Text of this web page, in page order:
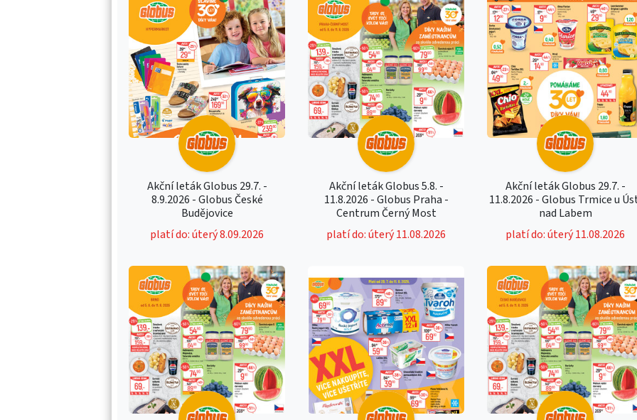
Akční leták Globus 29.7. -
8.9.2026 - Globus České
Budějovice
platí do: úterý 8.09.2026
Akční leták Globus 5.8. -
11.8.2026 - Globus Praha -
Centrum Černý Most
platí do: úterý 11.08.2026
Akční leták Globus 29.7. -
11.8.2026 - Globus Trmice u
nad Labem
platí do: úterý 11.08.2026